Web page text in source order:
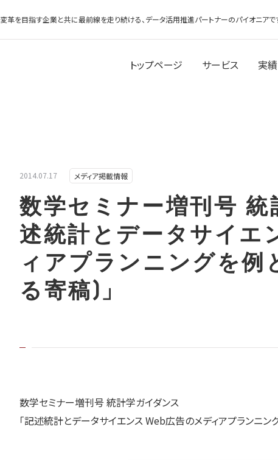
変革を目指す企業と共に最前線を走り続ける、データ活用推進パートナーのパイオニアで
トップページ サービス 実績
2014.07.17 メディア掲載情報
数学セミナー増刊号
述統計とデータサイエ
ィアプランニングを例
る寄稿)」
数学セミナー増刊号 統計学ガイダンス
「記述統計とデータサイエンス Web広告のメディアプランニン